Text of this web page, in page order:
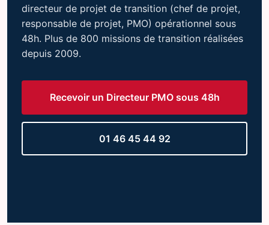
directeur de projet de transition (chef de projet,
responsable de projet, PMO) opérationnel sous
48h. Plus de 800 missions de transition réalisées
depuis 2009.
Recevoir un Directeur PMO sous 48h
01 46 45 44 92